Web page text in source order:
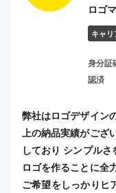
ロゴ
キャリ
身分証
認済
弊社はロゴデザイン
上の納品実績がござ
しており シンプル
ロゴを作ることに全
ご希望をしっかりヒ